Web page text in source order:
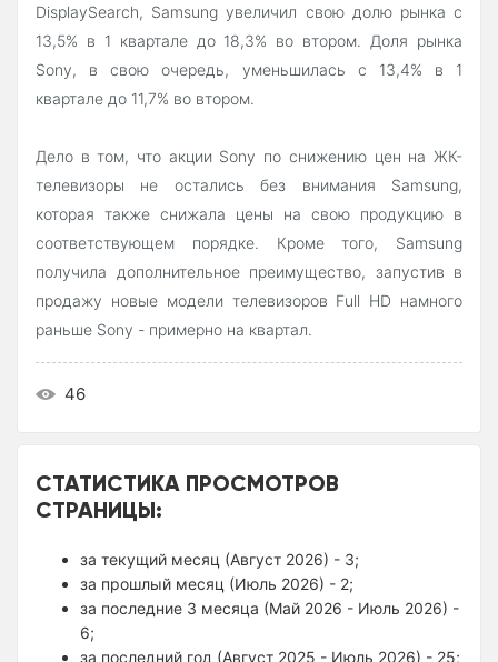
DisplaySearch, Samsung увеличил свою долю рынка с
13,5% в 1 квартале до 18,3% во втором. Доля рынка
Sony, в свою очередь, уменьшилась с 13,4% в 1
квартале до 11,7% во втором.
Дело в том, что акции Sony по снижению цен на ЖК-
телевизоры не остались без внимания Samsung,
которая также снижала цены на свою продукцию в
соответствующем порядке. Кроме того, Samsung
получила дополнительное преимущество, запустив в
продажу новые модели телевизоров Full HD намного
раньше Sony - примерно на квартал.
46
СТАТИСТИКА ПРОСМОТРОВ
СТРАНИЦЫ:
за текущий месяц (Август 2026) - 3;
за прошлый месяц (Июль 2026) - 2;
за последние 3 месяца (Май 2026 - Июль 2026) -
6;
за последний год (Август 2025 - Июль 2026) - 25;